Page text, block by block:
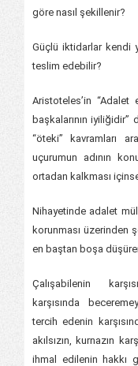
göre nasıl şekillenir?
Güçlü iktidarlar kendi
teslim edebilir?
Aristoteles’in
başkalarının iyiliğidir”
“öteki” kavramları
uçurumun adının
ortadan kalkması
Nihayetinde adalet
korunması üzerinden
en baştan boşa
Çalışabilenin
karşısında
tercih edenin
akılsızın, kurnazın
ihmal edilenin hakkı